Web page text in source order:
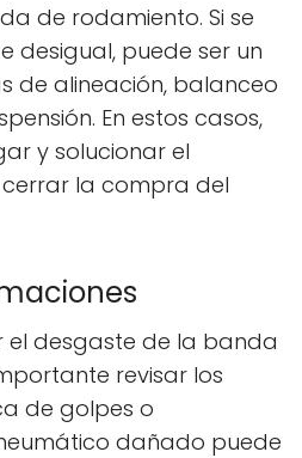
de rodamiento. Si se
desigual, puede ser un
de alineación, balanceo
En estos casos,
y solucionar el
la compra del
el desgaste de la banda
revisar los
de golpes o
dañado puede